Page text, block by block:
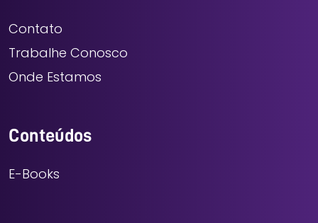
Contato
Trabalhe Conosco
Onde Estamos
Conteúdos
E-Books